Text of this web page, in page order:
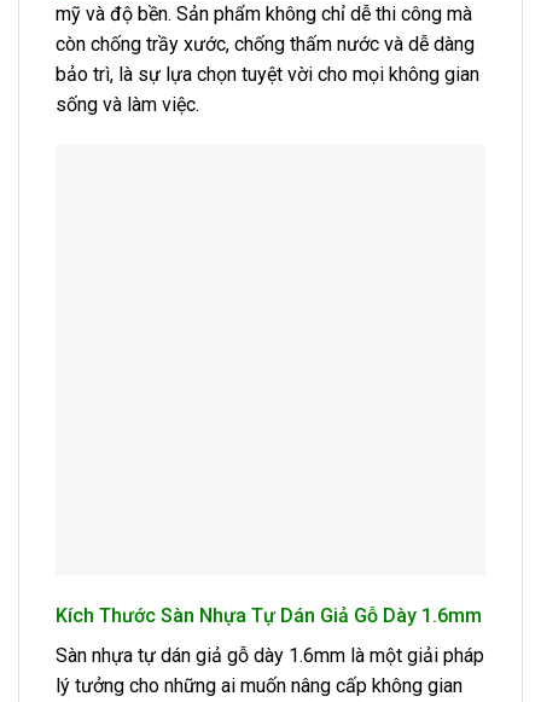
mỹ và độ bền. Sản phẩm không chỉ dễ thi công mà
còn chống trầy xước, chống thấm nước và dễ dàng
bảo trì, là sự lựa chọn tuyệt vời cho mọi không gian
sống và làm việc.
Kích Thước Sàn Nhựa Tự Dán Giả Gỗ Dày 1.6mm
Sàn nhựa tự dán giả gỗ dày 1.6mm là một giải pháp
lý tưởng cho những ai muốn nâng cấp không gian